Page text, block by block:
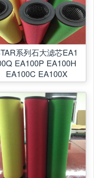
系列石大滤芯EA1
EA100P EA100H
EA100C EA100X